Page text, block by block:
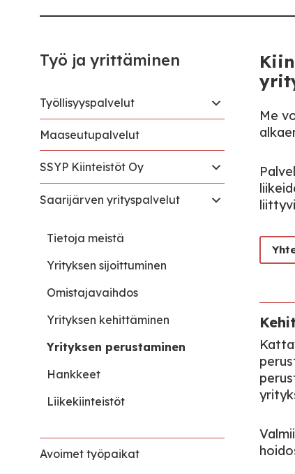
Työ ja yrittäminen
Työllisyyspalvelut
Maaseutupalvelut
SSYP Kiinteistöt Oy
Saarijärven yrityspalvelut
Tietoja meistä
Yrityksen sijoittuminen
Omistajavaihdos
Yrityksen kehittäminen
Yrityksen perustaminen
Hankkeet
Liikekiinteistöt
Avoimet työpaikat
Me